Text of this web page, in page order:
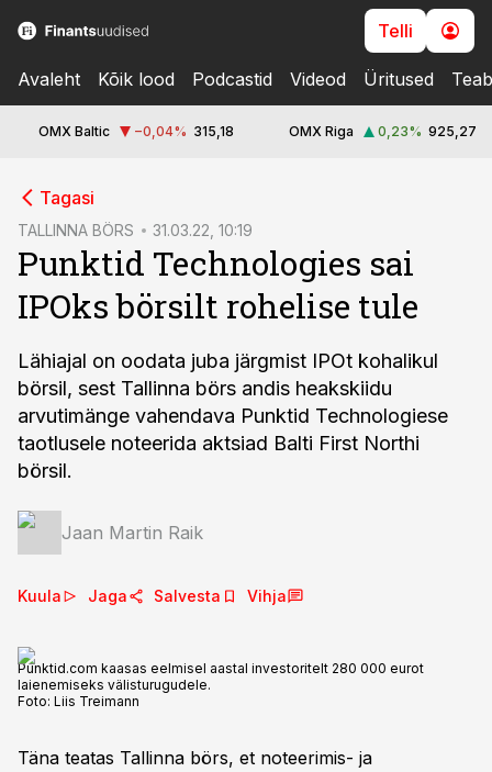
Telli
Avaleht Kõik lood Podcastid Videod Üritused
OMX Baltic −0,04% 315,18 OMX Riga 0,23% 925,27
Tagasi
TALLINNA BÖRS 31.03.22, 10:19
Punktid Technologies sai
IPOks börsilt rohelise tule
Lähiajal on oodata juba järgmist IPOt kohalikul
börsil, sest Tallinna börs andis heakskiidu
arvutimänge vahendava Punktid Technologiese
taotlusele noteerida aktsiad Balti First Northi
börsil.
Jaan Martin Raik
Kuula Jaga Salvesta Vihja
Punktid.com kaasas eelmisel aastal investoritelt 280 000 eurot
laienemiseks välisturugudele.
Foto: Liis Treimann
Täna teatas Tallinna börs, et noteerimis- ja